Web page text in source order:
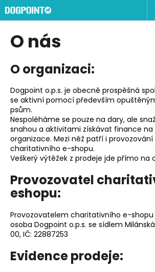
Přejít
na
obsah
O nás
O organizaci:
Dogpoint o.p.s. je obecně prospěšná
se aktivní pomocí především
psům.
Nespoléháme se pouze na dary, ale
snahou a aktivitami získávat finance
organizace. Mezi něž patří i
charitativního e-shopu.
Veškerý výtěžek z prodeje jde přímo na
Provozovatel
eshopu:
Provozovatelem charitativního e-shopu
osoba Dogpoint o.p.s. se sídlem Milánská
00, IČ: 22887253
Evidence prodeje:
K
o
o
o
t
ř
e
b
u
j
e
t
e
n
a
j